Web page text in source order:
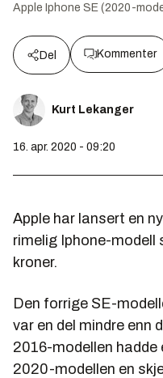
Apple Iphone SE (2020-
Del Kommenter
Kurt Lekanger
16. apr. 2020 - 09:20
Apple har lansert en
rimelig Iphone-
kroner.
Den forrige SE-
var en del mindre enn
2016-modellen
2020-modellen en